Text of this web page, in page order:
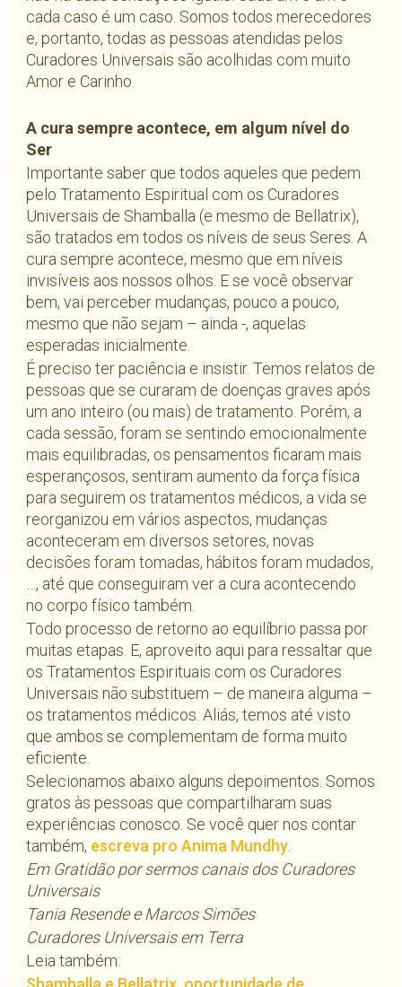
cada caso é um caso. Somos todos merecedores
e, portanto, todas as pessoas atendidas pelos
Curadores Universais são acolhidas com muito
Amor e Carinho.
A cura sempre acontece, em algum nível do
Ser
Importante saber que todos aqueles que pedem
pelo Tratamento Espiritual com os Curadores
Universais de Shamballa (e mesmo de Bellatrix),
são tratados em todos os níveis de seus Seres. A
cura sempre acontece, mesmo que em níveis
invisíveis aos nossos olhos. E se você observar
bem, vai perceber mudanças, pouco a pouco,
mesmo que não sejam – ainda -, aquelas
esperadas inicialmente.
É preciso ter paciência e insistir. Temos relatos de
pessoas que se curaram de doenças graves após
um ano inteiro (ou mais) de tratamento. Porém, a
cada sessão, foram se sentindo emocionalmente
mais equilibradas, os pensamentos ficaram mais
esperançosos, sentiram aumento da força física
para seguirem os tratamentos médicos, a vida se
reorganizou em vários aspectos, mudanças
aconteceram em diversos setores, novas
decisões foram tomadas, hábitos foram mudados,
…, até que conseguiram ver a cura acontecendo
no corpo físico também.
Todo processo de retorno ao equilíbrio passa por
muitas etapas. E, aproveito aqui para ressaltar que
os Tratamentos Espirituais com os Curadores
Universais não substituem – de maneira alguma –
os tratamentos médicos. Aliás, temos até visto
que ambos se complementam de forma muito
eficiente.
Selecionamos abaixo alguns depoimentos. Somos
gratos às pessoas que compartilharam suas
experiências conosco. Se você quer nos contar
também, escreva pro Anima Mundhy.
Em Gratidão por sermos canais dos Curadores
Universais
Tania Resende e Marcos Simões
Curadores Universais em Terra
Leia também: